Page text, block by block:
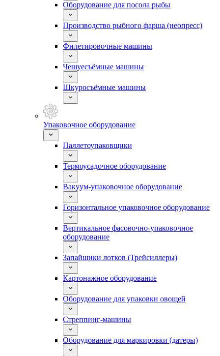
Оборудование для посола рыбы
Производство рыбного фарша (неопресс)
Филетировочные машины
Чешуесъёмные машины
Шкуросъёмные машины
Упаковочное оборудование
Паллетоупаковщики
Термоусадочное оборудование
Вакуум-упаковочное оборудование
Горизонтальное упаковочное оборудование
Вертикальное фасовочно-упаковочное
оборудование
Запайщики лотков (Трейсиллеры)
Картонажное оборудование
Оборудование для упаковки овощей
Стреппинг-машины
Оборудование для маркировки (датеры)